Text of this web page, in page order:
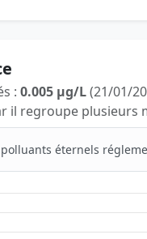
: 0.005 µg/L(21/01/
il regroupe plusieurs
éternels